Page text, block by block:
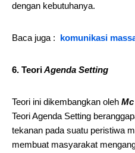
dengan kebutuhanya.
Baca juga : komunikasi
6. TeoriAgenda Setting
Teori ini dikembangkan oleh
Teori Agenda Setting
tekanan pada suatu peristiwa
membuat masyarakat